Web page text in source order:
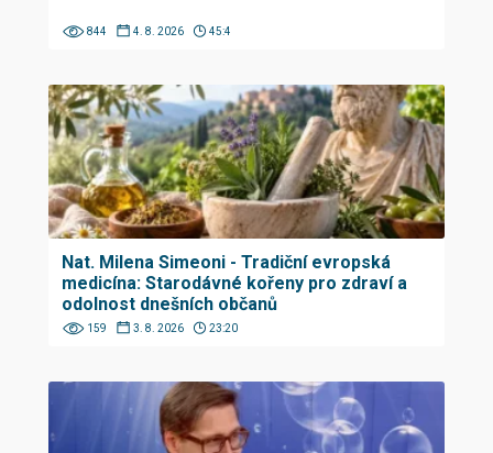
844 4. 8. 2026 45:4
Nat. Milena Simeoni - Tradiční evropská
medicína: Starodávné kořeny pro zdraví a
odolnost dnešních občanů
159 3. 8. 2026 23:20